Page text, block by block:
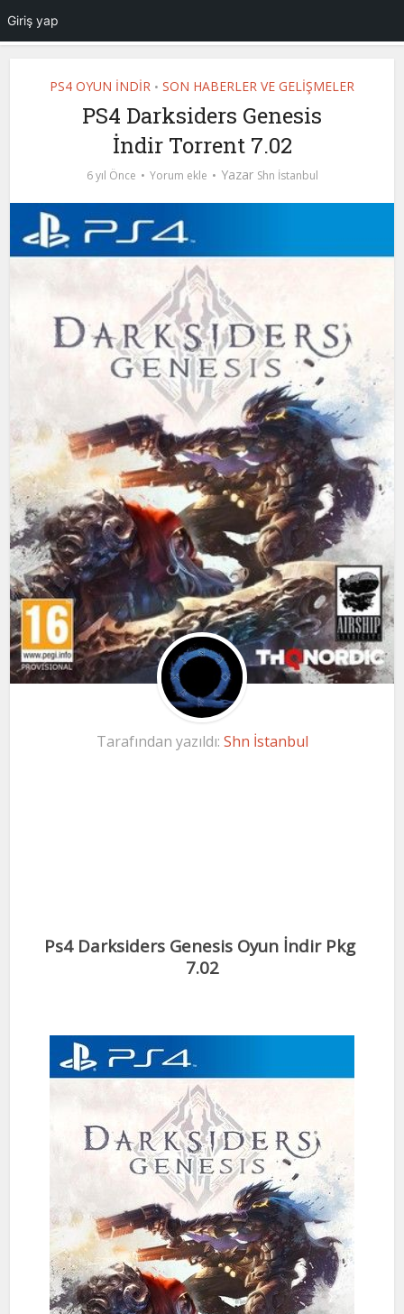
PS4 OYUN İNDİR • SON HABERLER VE GELİŞMELER
PS4 Darksiders Genesis
İndir Torrent 7.02
6 yıl Önce Yorum ekle Yazar Shn İstanbul
Tarafından yazıldı: Shn İstanbul
Ps4 Darksiders Genesis Oyun İndir Pkg
7.02
Giriş yap